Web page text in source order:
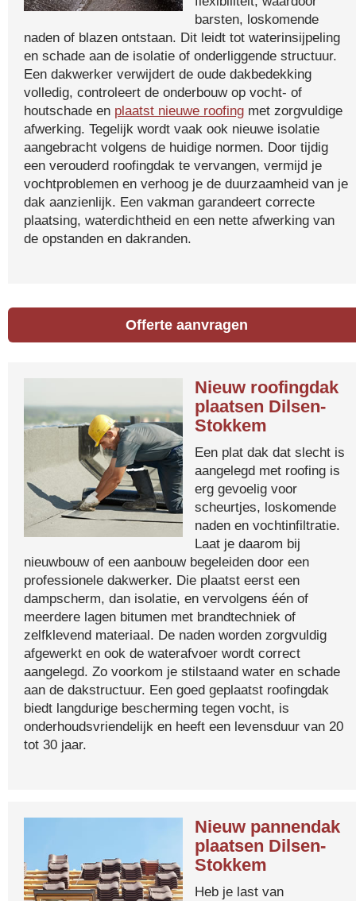
barsten, loskomende
naden of blazen ontstaan. Dit leidt tot waterinsijpeling
en schade aan de isolatie of onderliggende structuur.
Een dakwerker verwijdert de oude dakbedekking
volledig, controleert de onderbouw op vocht- of
houtschade en plaatst nieuwe roofing met zorgvuldige
afwerking. Tegelijk wordt vaak ook nieuwe isolatie
aangebracht volgens de huidige normen. Door tijdig
een verouderd roofingdak te vervangen, vermijd je
vochtproblemen en verhoog je de duurzaamheid van je
dak aanzienlijk. Een vakman garandeert correcte
plaatsing, waterdichtheid en een nette afwerking van
de opstanden en dakranden.
Offerte aanvragen
Nieuw roofingdak
plaatsen Dilsen-
Stokkem
Een plat dak dat slecht is
aangelegd met roofing is
erg gevoelig voor
scheurtjes, loskomende
naden en vochtinfiltratie.
Laat je daarom bij
nieuwbouw of een aanbouw begeleiden door een
professionele dakwerker. Die plaatst eerst een
dampscherm, dan isolatie, en vervolgens één of
meerdere lagen bitumen met brandtechniek of
zelfklevend materiaal. De naden worden zorgvuldig
afgewerkt en ook de waterafvoer wordt correct
aangelegd. Zo voorkom je stilstaand water en schade
aan de dakstructuur. Een goed geplaatst roofingdak
biedt langdurige bescherming tegen vocht, is
onderhoudsvriendelijk en heeft een levensduur van 20
tot 30 jaar.
Nieuw pannendak
plaatsen Dilsen-
Stokkem
Heb je last van